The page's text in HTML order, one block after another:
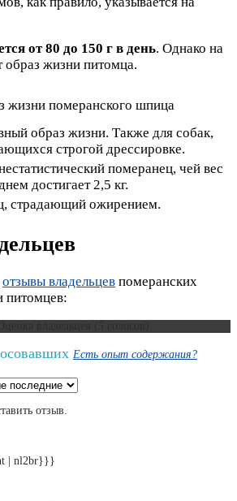
от 80 до 150 г в день. Однако на
образ жизни питомца.
жизни померанского шпица
образ жизни. Также для собак,
строгой дрессировке.
померанец, чей вес
достигает 2,5 кг.
страдающий ожирением.
отзывы владельцев померанских
питомцев:
Есть опыт содержания?
отзыв.
| nl2br}}}